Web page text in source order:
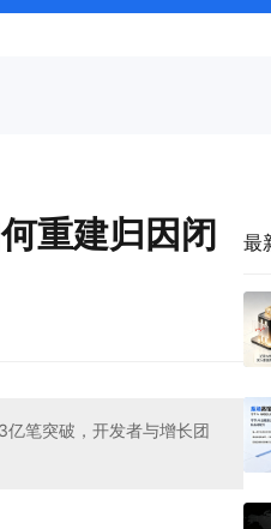
重建归因闭
笔突破，开发者与增长团
最